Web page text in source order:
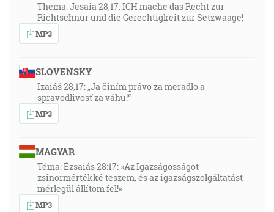
Thema: Jesaia 28,17: ICH mache das Recht zur
Richtschnur und die Gerechtigkeit zur Setzwaage!
MP3
SLOVENSKY
Izaiáš 28,17: „Ja činím právo za meradlo a
spravodlivosť za váhu!“
MP3
MAGYAR
Téma: Ézsaiás 28:17: »Az Igazságosságot
zsinormértékké teszem, és az igazságszolgáltatást
mérlegül állítom fel!«
MP3